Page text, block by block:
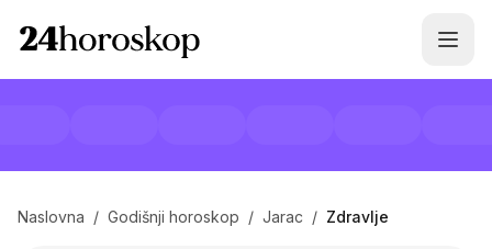
Naslovna / Godišnji horoskop / Jarac / Zdravlje